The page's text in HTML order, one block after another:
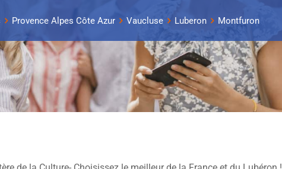
Provence Alpes Côte Azur Vaucluse Luberon Montfuron